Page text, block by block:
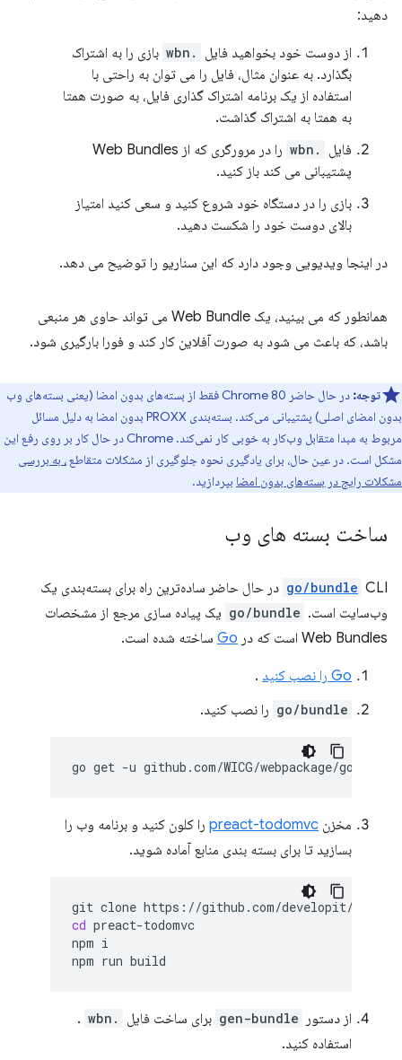
دهید:
از دوست خود بخواهید فایل .wbn
بازی را به اشتراک
بگذارد. به عنوان مثال، فایل را می توان به راحتی با
استفاده از یک برنامه اشتراک گذاری فایل، به صورت همتا
به همتا به اشتراک گذاشت.
فایل
.wbn
را در مرورگری که از Web Bundles
پشتیبانی می کند باز کنید.
بازی را در دستگاه خود شروع کنید و سعی کنید امتیاز
بالای دوست خود را شکست دهید.
در اینجا ویدیویی وجود دارد که این سناریو را توضیح می دهد.
همانطور که می بینید، یک Web Bundle می تواند حاوی هر منبعی
باشد، که باعث می شود به صورت آفلاین کار کند و فورا بارگیری شود.
توجه:
در حال حاضر Chrome 80 فقط از بسته‌های بدون امضا (یعنی بسته‌های وب
بدون امضای اصلی) پشتیبانی می‌کند. بسته‌بندی PROXX بدون امضا به دلیل مسائل
مربوط به مبدا متقابل وب‌کار به خوبی کار نمی‌کند. Chrome در حال کار بر روی رفع این
مشکل است. در عین حال، برای یادگیری نحوه جلوگیری از مشکلات متقاطع، به بررسی
مشکلات رایج در بسته‌های بدون امضا بپردازید.
ساخت بسته های وب
go/bundle CLI در حال حاضر ساده‌ترین راه برای بسته‌بندی یک
وب‌سایت است. go/bundle یک پیاده سازی مرجع از مشخصات
Web Bundles است که در
Go ساخته شده است.
Go را نصب کنید .
go/bundle را نصب کنید.
go get -u
مخزن preact-todomvc را کلون کنید و برنامه وب را
بسازید تا برای بسته بندی منابع آماده شوید.
git clone
cd preact-todomvc
npm i
npm run
از دستور gen-bundle برای ساخت فایل .wbn
.
استفاده کنید.